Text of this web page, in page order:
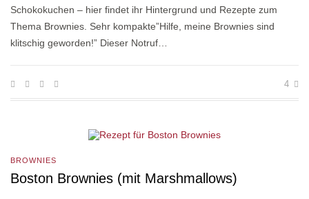
Schokokuchen – hier findet ihr Hintergrund und Rezepte zum
Thema Brownies. Sehr kompakte”Hilfe, meine Brownies sind
klitschig geworden!” Dieser Notruf…
4
BROWNIES
Boston Brownies (mit Marshmallows)